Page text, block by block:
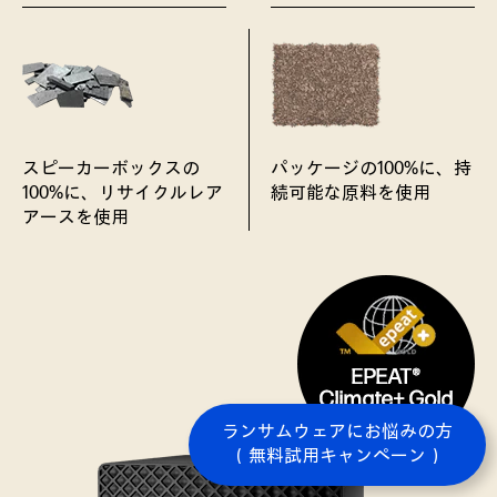
スピーカーボックスの
100%に、リサイクルレア
アースを使用
パッケージの100%に、持
続可能な原料を使用
ランサムウェアにお悩みの方
（無料試用キャンペーン）